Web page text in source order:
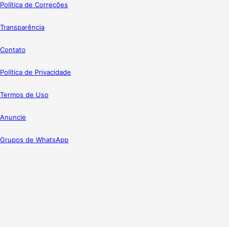
Política de Correções
Transparência
Contato
Política de Privacidade
Termos de Uso
Anuncie
Grupos de WhatsApp